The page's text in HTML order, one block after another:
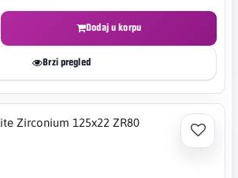
Dodaj u korpu
Brzi pregled